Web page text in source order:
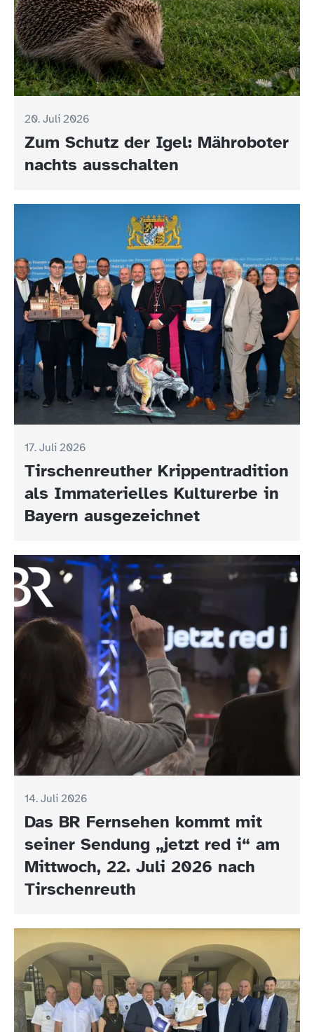
20. Juli 2026
Zum Schutz der Igel: Mähroboter
nachts ausschalten
17. Juli 2026
Tirschenreuther Krippentradition
als Immaterielles Kulturerbe in
Bayern ausgezeichnet
14. Juli 2026
Das BR Fernsehen kommt mit
seiner Sendung „jetzt red i“ am
Mittwoch, 22. Juli 2026 nach
Tirschenreuth